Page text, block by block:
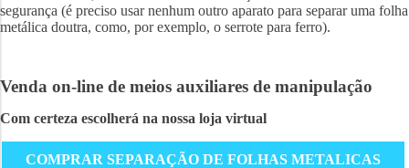
segurança (é preciso usar nenhum outro aparato para separar uma folha
metálica doutra, como, por exemplo, o serrote para ferro).
Venda on-line de meios auxiliares de manipulação
Com certeza escolherá na nossa loja virtual
COMPRAR SEPARAÇÃO DE FOLHAS METALICAS